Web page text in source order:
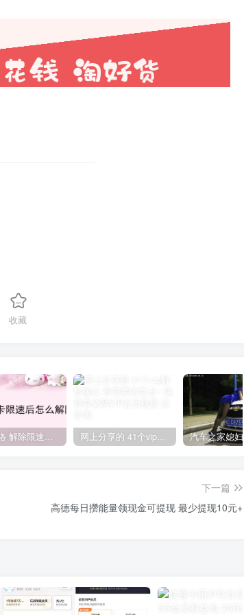
收藏
联通网络 解除限速方法参考！畅享、畅玩、老白干等及其它地区自测了 网上分享的 41个vip解析接口 有需要的拿去~ 免费看全网VIP会员视频
下一篇
高德每日攒能量领现金可提现 最少提现10元+